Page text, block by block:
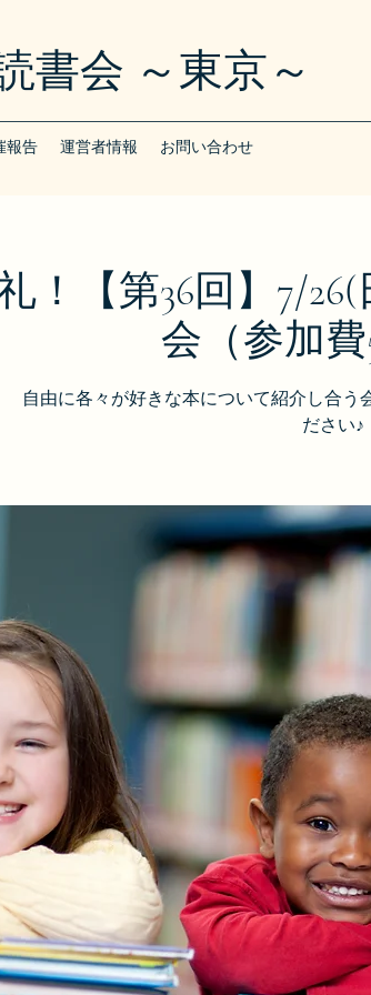
書会 ～東京～
報告 運営者情報 お問い合わせ
！【第36回】7/
会（参加費
自由に各々が好きな本について紹介し合う
ださい♪